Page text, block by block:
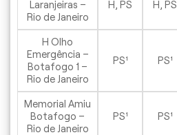
Laranjeiras –
Rio de Janeiro
H, PS H, PS
H Olho
Emergência –
Botafogo 1 –
Rio de Janeiro
PS¹ PS¹
Memorial Amiu
Botafogo –
Rio de Janeiro
PS¹ PS¹